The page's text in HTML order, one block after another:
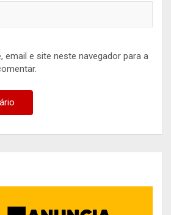
email e site neste navegador para a